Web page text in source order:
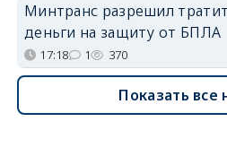
Минтранс разрешил
деньги на защиту от БПЛА
17:18 1 370
Показать все